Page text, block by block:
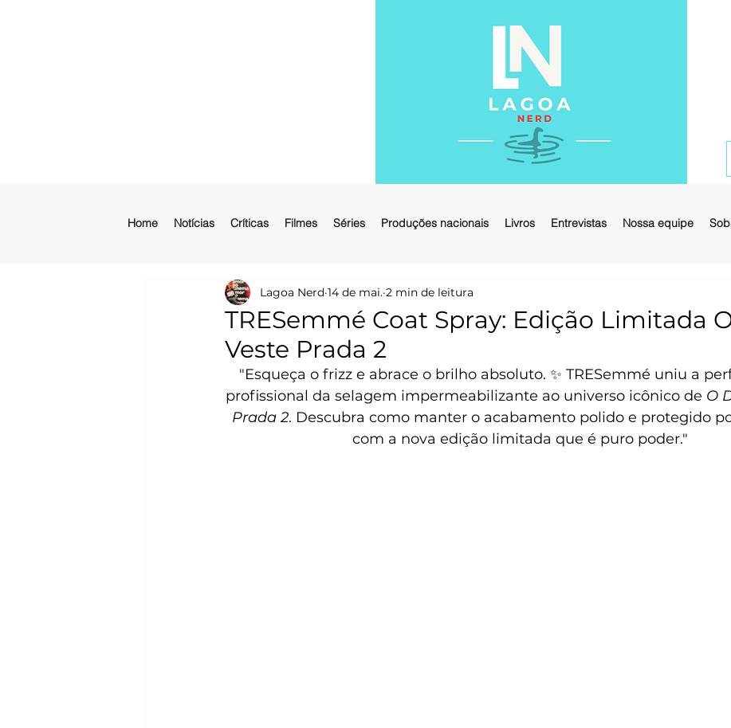
Home Notícias Críticas Filmes Séries Produções nacionais Livros Entrevistas Nossa equipe
TRESemmé Coat Spray: Edição Limitada
Veste Prada 2
Lagoa Nerd 14 de mai. 2 min de leitura
"Esqueça o frizz e abrace o brilho absoluto. ✨ TRESemmé uniu a
profissional da selagem impermeabilizante ao universo icônico de O
Prada 2. Descubra como manter o acabamento polido e protegido
com a nova edição limitada que é puro poder."